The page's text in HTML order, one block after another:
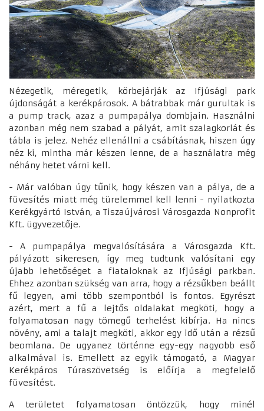
Nézegetik, méregetik, körbejárják az Ifjúsági park
újdonságát a kerékpárosok. A bátrabbak már gurultak is
a pump track, azaz a pumpapálya dombjain. Használni
azonban még nem szabad a pályát, amit szalagkorlát és
tábla is jelez. Nehéz ellenállni a csábításnak, hiszen úgy
néz ki, mintha már készen lenne, de a használatra még
néhány hetet várni kell.
- Már valóban úgy tűnik, hogy készen van a pálya, de a
füvesítés miatt még türelemmel kell lenni - nyilatkozta
Kerékgyártó István, a Tiszaújvárosi Városgazda Nonprofit
Kft. ügyvezetője.
- A pumpapálya megvalósítására a Városgazda Kft.
pályázott sikeresen, így meg tudtunk valósítani egy
újabb lehetőséget a fiataloknak az Ifjúsági parkban.
Ehhez azonban szükség van arra, hogy a rézsűkben beállt
fű legyen, ami több szempontból is fontos. Egyrészt
azért, mert a fű a lejtős oldalakat megköti, hogy a
folyamatosan nagy tömegű terhelést kibírja. Ha nincs
növény, ami a talajt megköti, akkor egy idő után a rézsű
beomlana. De ugyanez történne egy-egy nagyobb eső
alkalmával is. Emellett az egyik támogató, a Magyar
Kerékpáros Túraszövetség is előírja a megfelelő
füvesítést.
A területet folyamatosan öntözzük, hogy minél